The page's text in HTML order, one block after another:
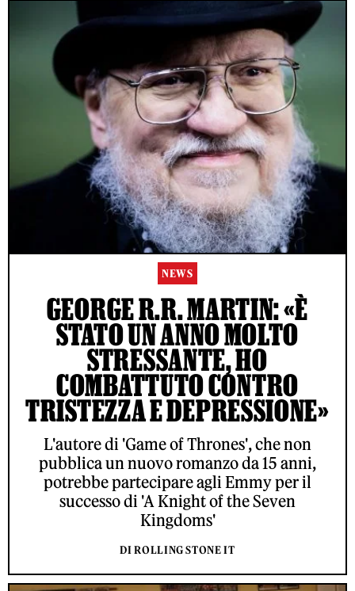
NEWS
GEORGE R.R. MARTIN: «È
STATO UN ANNO MOLTO
STRESSANTE, HO
COMBATTUTO CONTRO
TRISTEZZA E DEPRESSIONE»
L'autore di 'Game of Thrones', che non
pubblica un nuovo romanzo da 15 anni,
potrebbe partecipare agli Emmy per il
successo di 'A Knight of the Seven
Kingdoms'
DI ROLLING STONE IT